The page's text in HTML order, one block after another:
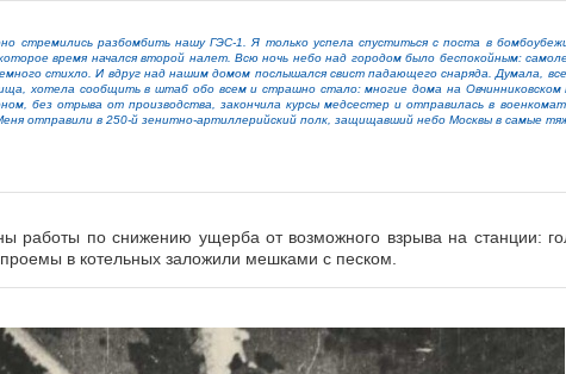
стремились разбомбить нашу ГЭС-1. Я только успела спуститься с поста в
время начался второй налет. Всю ночь небо над городом было беспокойным:
стихло. И вдруг над нашим домом послышался свист падающего снаряда. Думала,
хотела сообщить в штаб обо всем и страшно стало: многие дома на Овчинниковском
без отрыва от производства, закончила курсы медсестер и отправилась в
отправили в 250-й зенитно-артиллерийский полк, защищавший небо Москвы в самые
работы по снижению ущерба от возможного взрыва на станции:
в котельных заложили мешками с песком.